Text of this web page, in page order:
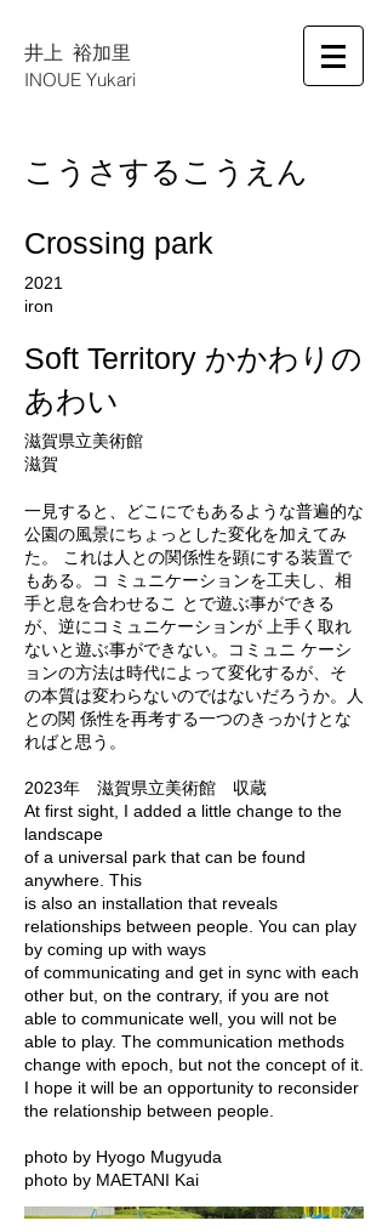
井上 裕加里
INOUE Yukari
こうさするこうえん​
Crossing park
2021
iron
Soft Territory かかわりの
あわい
滋賀県立美術館
滋賀
一見すると、どこにでもあるような普遍的な
公園の風景にちょっとした変化を加えてみ
た。 これは人との関係性を顕にする装置で
もある。コ ミュニケーションを工夫し、相
手と息を合わせるこ とで遊ぶ事ができる
が、逆にコミュニケーションが 上手く取れ
ないと遊ぶ事ができない。コミュニ ケーシ
ョンの方法は時代によって変化するが、そ
の本質は変わらないのではないだろうか。人
との関 係性を再考する一つのきっかけとな
ればと思う。
2023年 滋賀県立美術館 収蔵
At first sight, I added a little change to the
landscape
of a universal park that can be found
anywhere. This
is also an installation that reveals
relationships between people. You can play
by coming up with ways
of communicating and get in sync with each
other but, on the contrary, if you are not
able to communicate well, you will not be
able to play. The communication methods
change with epoch, but not the concept of it.
I hope it will be an opportunity to reconsider
the relationship between people.
photo by Hyogo Mugyuda
photo by MAETANI Kai